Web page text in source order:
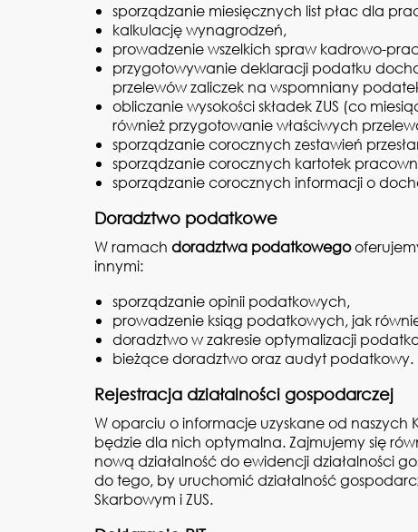
sporządzanie miesięcznych list płac dla
kalkulację wynagrodzeń,
prowadzenie wszelkich spraw kadrowo-
przygotowywanie deklaracji podatku
przelewów zaliczek na wspomniany
obliczanie wysokości składek ZUS (co
również przygotowanie właściwych
sporządzanie corocznych zestawień
sporządzanie corocznych kartotek
sporządzanie corocznych informacji o
Doradztwo podatkowe
W ramach doradztwa podatkowego
innymi:
sporządzanie opinii podatkowych,
prowadzenie ksiąg podatkowych, jak
doradztwo w zakresie optymalizacji
bieżące doradztwo oraz audyt podatkowy.
Rejestracja działalności gospodarczej
W oparciu o informacje uzyskane od
będzie dla nich optymalna. Zajmujemy się
nową działalność do ewidencji działalności
do tego, by uruchomić działalność
Skarbowym i ZUS.